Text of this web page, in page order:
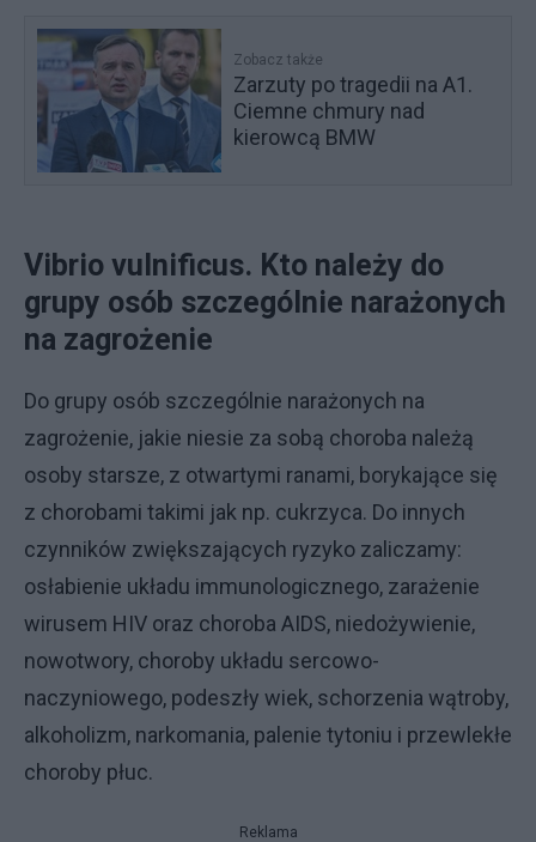
Zobacz także
Zarzuty po tragedii na A1.
Ciemne chmury nad
kierowcą BMW
Vibrio vulnificus. Kto należy do
grupy osób szczególnie narażonych
na zagrożenie
Do grupy osób szczególnie narażonych na
zagrożenie, jakie niesie za sobą choroba należą
osoby starsze, z otwartymi ranami, borykające się
z chorobami takimi jak np. cukrzyca. Do innych
czynników zwiększających ryzyko zaliczamy:
osłabienie układu immunologicznego, zarażenie
wirusem HIV oraz choroba AIDS, niedożywienie,
nowotwory, choroby układu sercowo-
naczyniowego, podeszły wiek, schorzenia wątroby,
alkoholizm, narkomania, palenie tytoniu i przewlekłe
choroby płuc.
Reklama